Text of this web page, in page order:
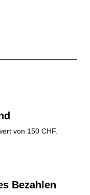
von 150 CHF.
Bezahlen